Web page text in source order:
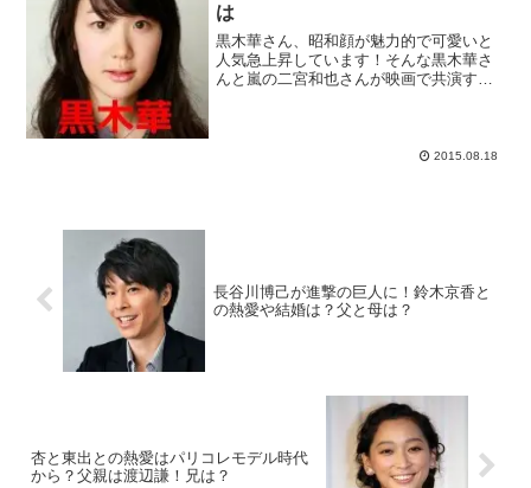
は
黒木華さん、昭和顔が魅力的で可愛いと
人気急上昇しています！そんな黒木華さ
んと嵐の二宮和也さんが映画で共演する
2015.08.18
長谷川博己が進撃の巨人に！鈴木京香と
の熱愛や結婚は？父と母は？
杏と東出との熱愛はパリコレモデル時代
から？父親は渡辺謙！兄は？